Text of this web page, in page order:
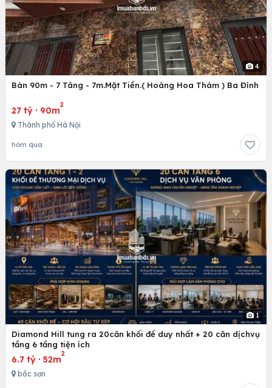
4
Bán 90m - 7 Tâng - 7m.Mặt Tiền.( Hoàng Hoa Thám ) Ba Đình
27 tỷ · 90m
2
Thành phố Hà Nội
hôm qua
1
Diamond Hill tung ra 20căn khối đế duy nhất + 20 căn dịchvụ
tầng 6 tầng tiện ích
6.7 tỷ · 52m
2
bắc sơn